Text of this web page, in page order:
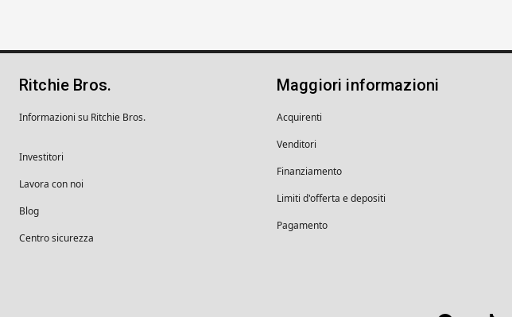
Ritchie Bros.
Informazioni su Ritchie Bros.
Investitori
Lavora con noi
Blog
Centro sicurezza
Maggiori informazioni
Acquirenti
Venditori
Finanziamento
Limiti d'offerta e depositi
Pagamento